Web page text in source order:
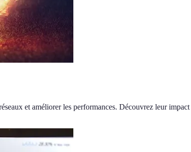
et améliorer les performances. Découvrez leur